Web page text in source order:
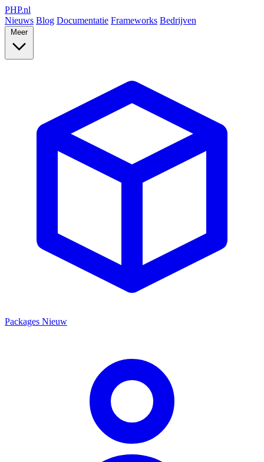
PHP.nl
Nieuws Blog Documentatie Frameworks Bedrijven
Meer
Packages Nieuw